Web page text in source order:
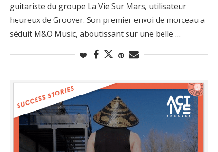
guitariste du groupe La Vie Sur Mars, utilisateur
heureux de Groover. Son premier envoi de morceau a
séduit M&O Music, aboutissant sur une belle …